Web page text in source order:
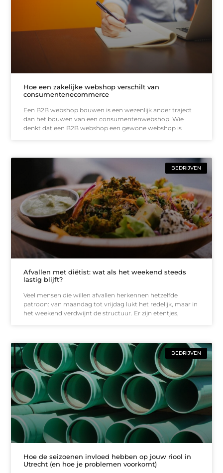
Hoe een zakelijke webshop verschilt van
consumentenecommerce
Een B2B webshop bouwen is een wezenlijk ander traject
dan het bouwen van een consumentenwebshop. Wie
denkt dat een B2B webshop een gewone webshop is
BEDRIJVEN
Afvallen met diëtist: wat als het weekend steeds
lastig blijft?
Veel mensen die willen afvallen herkennen hetzelfde
patroon: van maandag tot vrijdag lukt het redelijk, maar in
het weekend verdwijnt de structuur. Er zijn etentjes,
BEDRIJVEN
Hoe de seizoenen invloed hebben op jouw riool in
Utrecht (en hoe je problemen voorkomt)